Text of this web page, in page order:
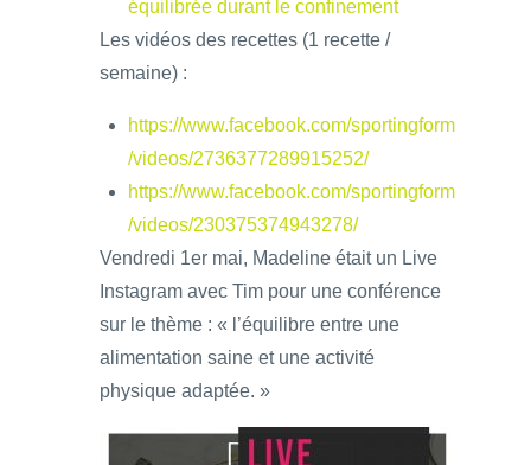
équilibrée durant le confinement
Les vidéos des recettes (1 recette /
semaine) :
https://www.facebook.com/sportingform
/videos/2736377289915252/
https://www.facebook.com/sportingform
/videos/230375374943278/
Vendredi 1er mai, Madeline était un Live
Instagram avec Tim pour une conférence
sur le thème : « l’équilibre entre une
alimentation saine et une activité
physique adaptée. »